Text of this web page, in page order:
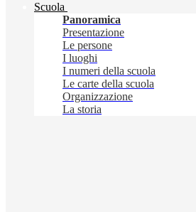
Scuola
Panoramica
Presentazione
Le persone
I luoghi
I numeri della scuola
Le carte della scuola
Organizzazione
La storia